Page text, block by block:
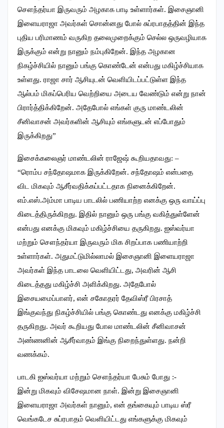
சௌந்தர்யா இருவரும் அழகாக பாடி உள்ளார்கள். இசைஞானி
இளையராஜா அவர்கள் சொன்னது போல் சுப்ரபாதத்தின் இந்த
புதிய பரிமாணம் வருகிற தலைமுறைக்கும் செல்ல ஒருவழியாக
இருக்கும் என்று நானும் நம்புகிறேன். இந்த அழகான
நிகழ்ச்சியில் நானும் பங்கு கொண்டேன் என்பது மகிழ்ச்சியாக
உள்ளது. ராஜா சார் ஆசியுடன் வெளியிடப்பட்டுள்ள இந்த
ஆல்பம் மிகப்பெரிய வெற்றியை அடைய வேண்டும் என்று நான்
பிரார்த்திக்கிறேன். அதேபோல் எங்கள் குரு மாண்டலின்
சீனிவாசன் அவர்களின் ஆசியும் எங்களுடன் எப்போதும்
இருக்கிறது”
இசைக்கலைஞர் மாண்டலின் ராஜேஷ் கூறியதாவது: –
“ரொம்ப சந்தோஷமாக இருக்கிறேன். சந்தோஷம் என்பதை
விட மிகவும் ஆசீர்வதிக்கப்பட்டதாக நினைக்கிறேன்.
எம்.எஸ்.அம்மா பாடிய பாடலில் பணியாற்ற எனக்கு ஒரு வாய்ப்பு
கிடைத்திருக்கிறது. இதில் நானும் ஒரு பங்கு வகித்துள்ளேன்
என்பது எனக்கு மிகவும் மகிழ்ச்சியை தருகிறது. ஐஸ்வர்யா
மற்றும் சௌந்தர்யா இருவரும் மிக சிறப்பாக பணியாற்றி
உள்ளார்கள். அதுமட்டுமில்லாமல் இசைஞானி இளையராஜா
அவர்கள் இந்த பாடலை வெளியிட்டது, அவரின் ஆசி
கிடைத்தது மகிழ்ச்சி அளிக்கிறது. அதேபோல்
இசையமைப்பாளர், என் சகோதரர் தேவிஸ்ரீ பிரசாத்
இங்குவந்து நிகழ்ச்சியில் பங்கு கொண்டது எனக்கு மகிழ்ச்சி
தருகிறது. அவர் கூறியது போல மாண்டலின் சீனிவாசன்
அண்ணனின் ஆசீர்வாதம் இங்கு நிறைந்துள்ளது. நன்றி
வணக்கம்.
பாடகி ஐஸ்வர்யா மற்றும் சௌந்தர்யா பேசும் போது :-
இன்று மிகவும் விசேஷமான நாள். இன்று இசைஞானி
இளையராஜா அவர்கள் நானும், என் தங்கையும் பாடிய ஸ்ரீ
வெங்கடேச சுப்ரபாதம் வெளியிட்டது எங்களுக்கு மிகவும்